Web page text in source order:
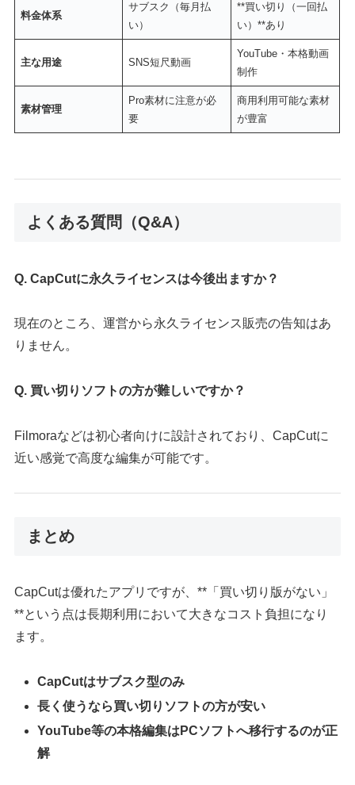
料金体系
サブスク（毎月払
い）
**買い切り（一回払
い）**あり
主な用途 SNS短尺動画
YouTube・本格動画
制作
素材管理
Pro素材に注意が必
要
商用利用可能な素材
が豊富
よくある質問（Q&A）
Q. CapCutに永久ライセンスは今後出ますか？
現在のところ、運営から永久ライセンス販売の告知はあ
りません。
Q. 買い切りソフトの方が難しいですか？
Filmoraなどは初心者向けに設計されており、CapCutに
近い感覚で高度な編集が可能です。
まとめ
CapCutは優れたアプリですが、**「買い切り版がない」
**という点は長期利用において大きなコスト負担になり
ます。
CapCutはサブスク型のみ
長く使うなら買い切りソフトの方が安い
YouTube等の本格編集はPCソフトへ移行するのが正
解